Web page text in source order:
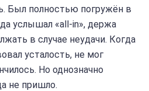
Был полностью погружён в
услышал «all-in», держа
в случае неудачи. Когда
усталость, не мог
Но однозначно
не пришло.